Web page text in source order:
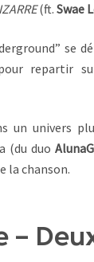
(ft. Swae
se
repartir
un univers
(du duo
la chanson.
–